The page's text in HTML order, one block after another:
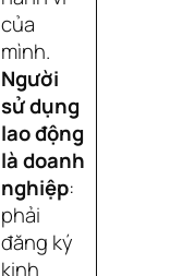
của
mình.
Người
sử dụng
lao động
là doanh
nghiệp:
phải
đăng ký
kinh